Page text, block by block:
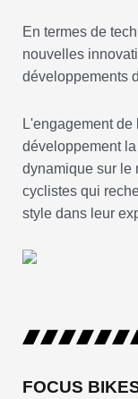
En termes de
nouvelles
développements
L'engagement
développement
dynamique sur le
cyclistes qui
style dans leur
FOCUS